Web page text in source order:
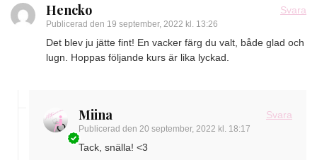
Hencko
Publicerad den 19 september, 2022 kl. 13:26
Svara
Det blev ju jätte fint! En vacker färg du valt, både glad och
lugn. Hoppas följande kurs är lika lyckad.
Miina
Publicerad den 20 september, 2022 kl. 18:17
Svara
Tack, snälla! <3